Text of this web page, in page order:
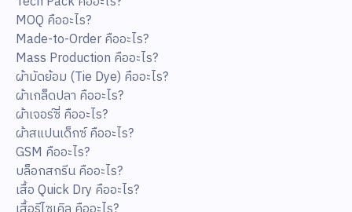
MOQ คืออะไร?
Made-to-Order คืออะไร?
Mass Production คืออะไร?
ผ้ามัดย้อม (Tie Dye) คืออะไร?
ผ้าเกล็ดปลา คืออะไร?
ผ้าเจอร์ซี่ คืออะไร?
ผ้าสแปนเด็กซ์ คืออะไร?
GSM คืออะไร?
บล็อกสกรีน คืออะไร?
เสื้อ Quick Dry คืออะไร?